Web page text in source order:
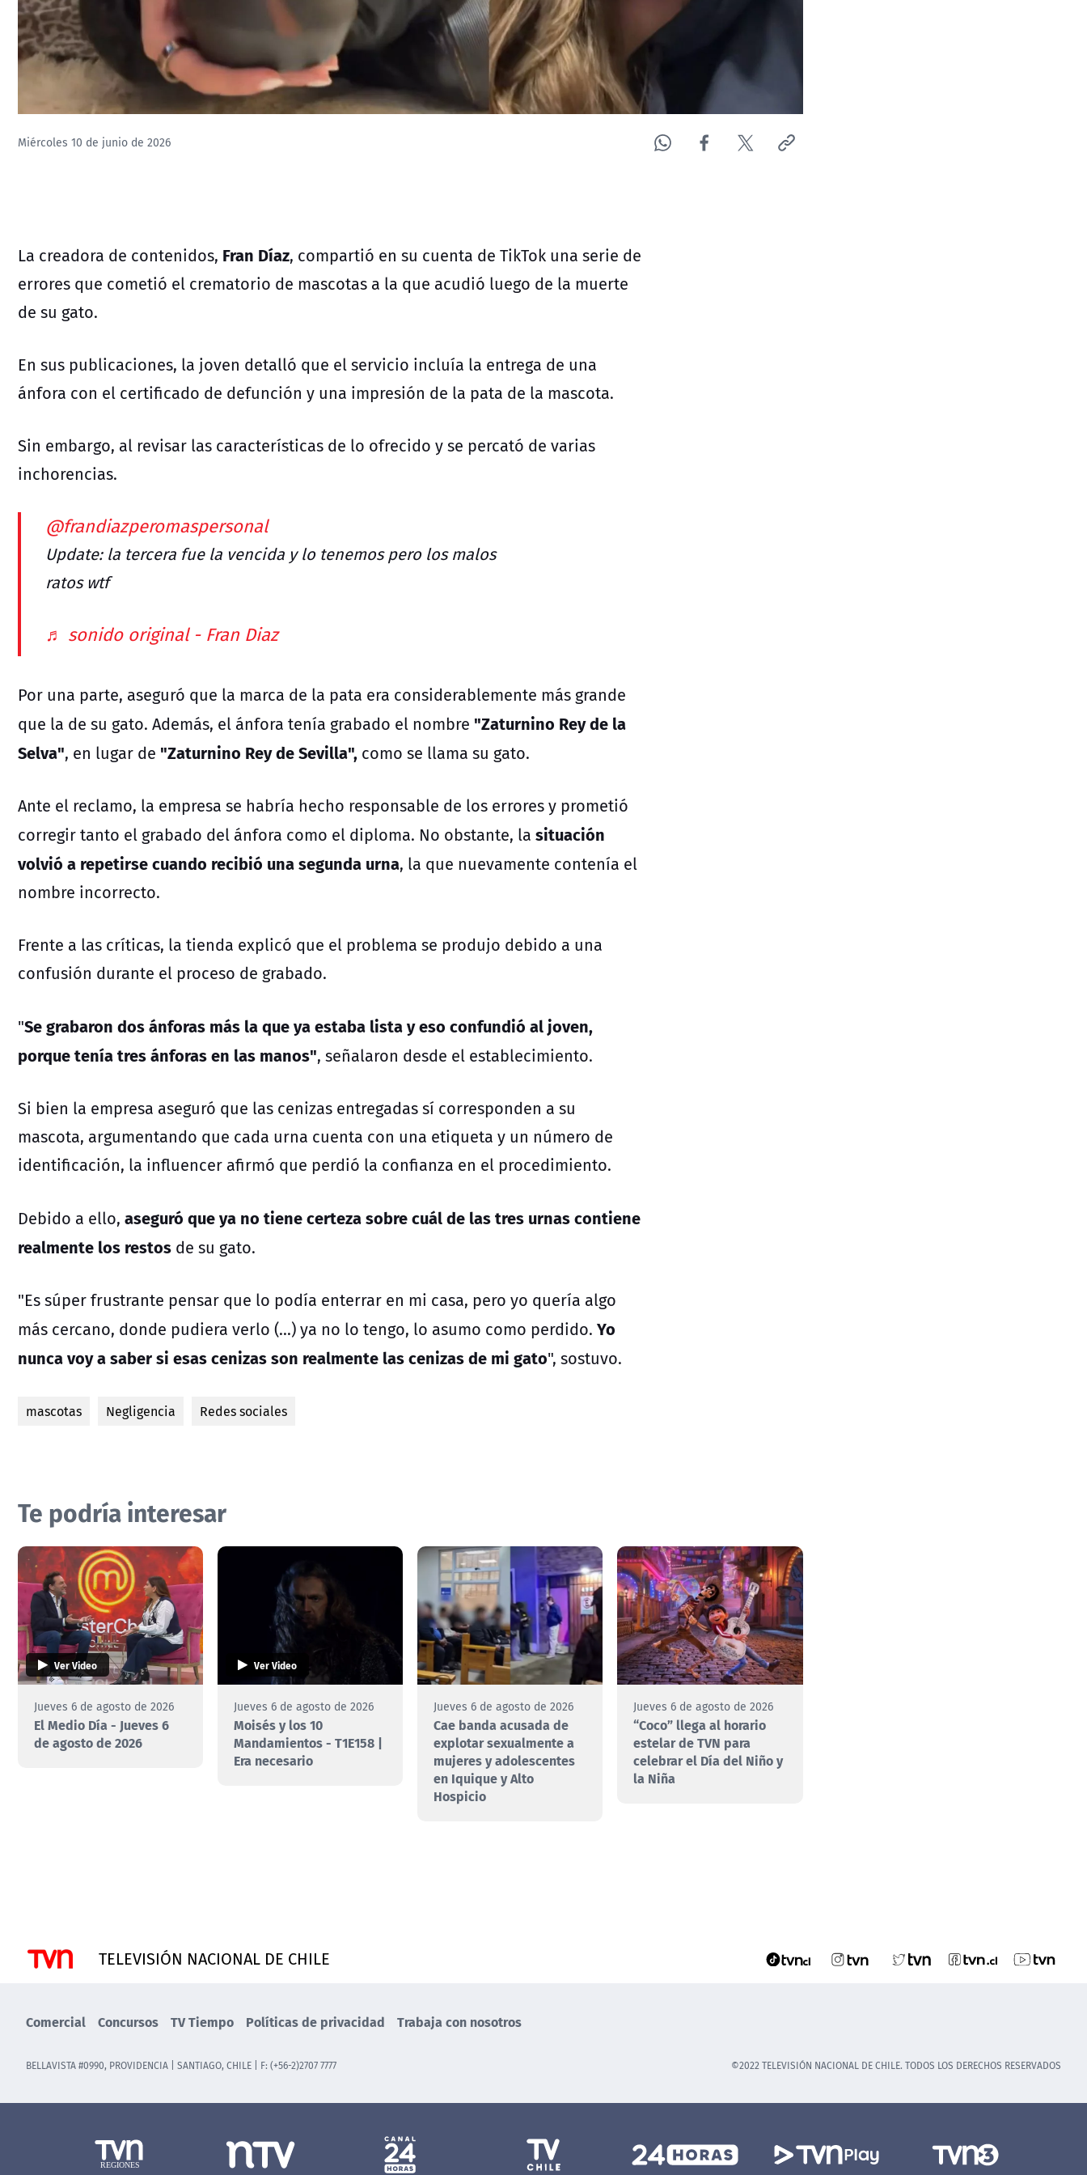
Miércoles 10 de junio de 2026
La creadora de contenidos, Fran Díaz, compartió en su cuenta de TikTok una serie de
errores que cometió el crematorio de mascotas a la que acudió luego de la muerte
de su gato.
En sus publicaciones, la joven detalló que el servicio incluía la entrega de una
ánfora con el certificado de defunción y una impresión de la pata de la mascota.
Sin embargo, al revisar las características de lo ofrecido y se percató de varias
inchorencias.
@frandiazperomaspersonal
Update: la tercera fue la vencida y lo tenemos pero los malos
ratos wtf
♬ sonido original - Fran Diaz
Por una parte, aseguró que la marca de la pata era considerablemente más grande
que la de su gato. Además, el ánfora tenía grabado el nombre "Zaturnino Rey de la
Selva", en lugar de "Zaturnino Rey de Sevilla", como se llama su gato.
Ante el reclamo, la empresa se habría hecho responsable de los errores y prometió
corregir tanto el grabado del ánfora como el diploma. No obstante, la situación
volvió a repetirse cuando recibió una segunda urna, la que nuevamente contenía el
nombre incorrecto.
Frente a las críticas, la tienda explicó que el problema se produjo debido a una
confusión durante el proceso de grabado.
"Se grabaron dos ánforas más la que ya estaba lista y eso confundió al joven,
porque tenía tres ánforas en las manos", señalaron desde el establecimiento.
Si bien la empresa aseguró que las cenizas entregadas sí corresponden a su
mascota, argumentando que cada urna cuenta con una etiqueta y un número de
identificación, la influencer afirmó que perdió la confianza en el procedimiento.
Debido a ello, aseguró que ya no tiene certeza sobre cuál de las tres urnas contiene
realmente los restos de su gato.
"Es súper frustrante pensar que lo podía enterrar en mi casa, pero yo quería algo
más cercano, donde pudiera verlo (...) ya no lo tengo, lo asumo como perdido. Yo
nunca voy a saber si esas cenizas son realmente las cenizas de mi gato", sostuvo.
mascotas Negligencia Redes sociales
Te podría interesar
Ver Video
Jueves 6 de agosto de 2026
El Medio Día - Jueves 6
de agosto de 2026
Ver Video
Jueves 6 de agosto de 2026
Moisés y los 10
Mandamientos - T1E158 |
Era necesario
Jueves 6 de agosto de 2026
Cae banda acusada de
explotar sexualmente a
mujeres y adolescentes
en Iquique y Alto
Hospicio
Jueves 6 de agosto de 2026
“Coco” llega al horario
estelar de TVN para
celebrar el Día del Niño y
la Niña
TELEVISIÓN NACIONAL DE CHILE
Comercial Concursos TV Tiempo Políticas de privacidad Trabaja con nosotros
BELLAVISTA #0990, PROVIDENCIA | SANTIAGO, CHILE | F: (+56-2)2707 7777 ©2022 TELEVISIÓN NACIONAL DE CHILE. TODOS LOS DERECHOS RESERVADOS